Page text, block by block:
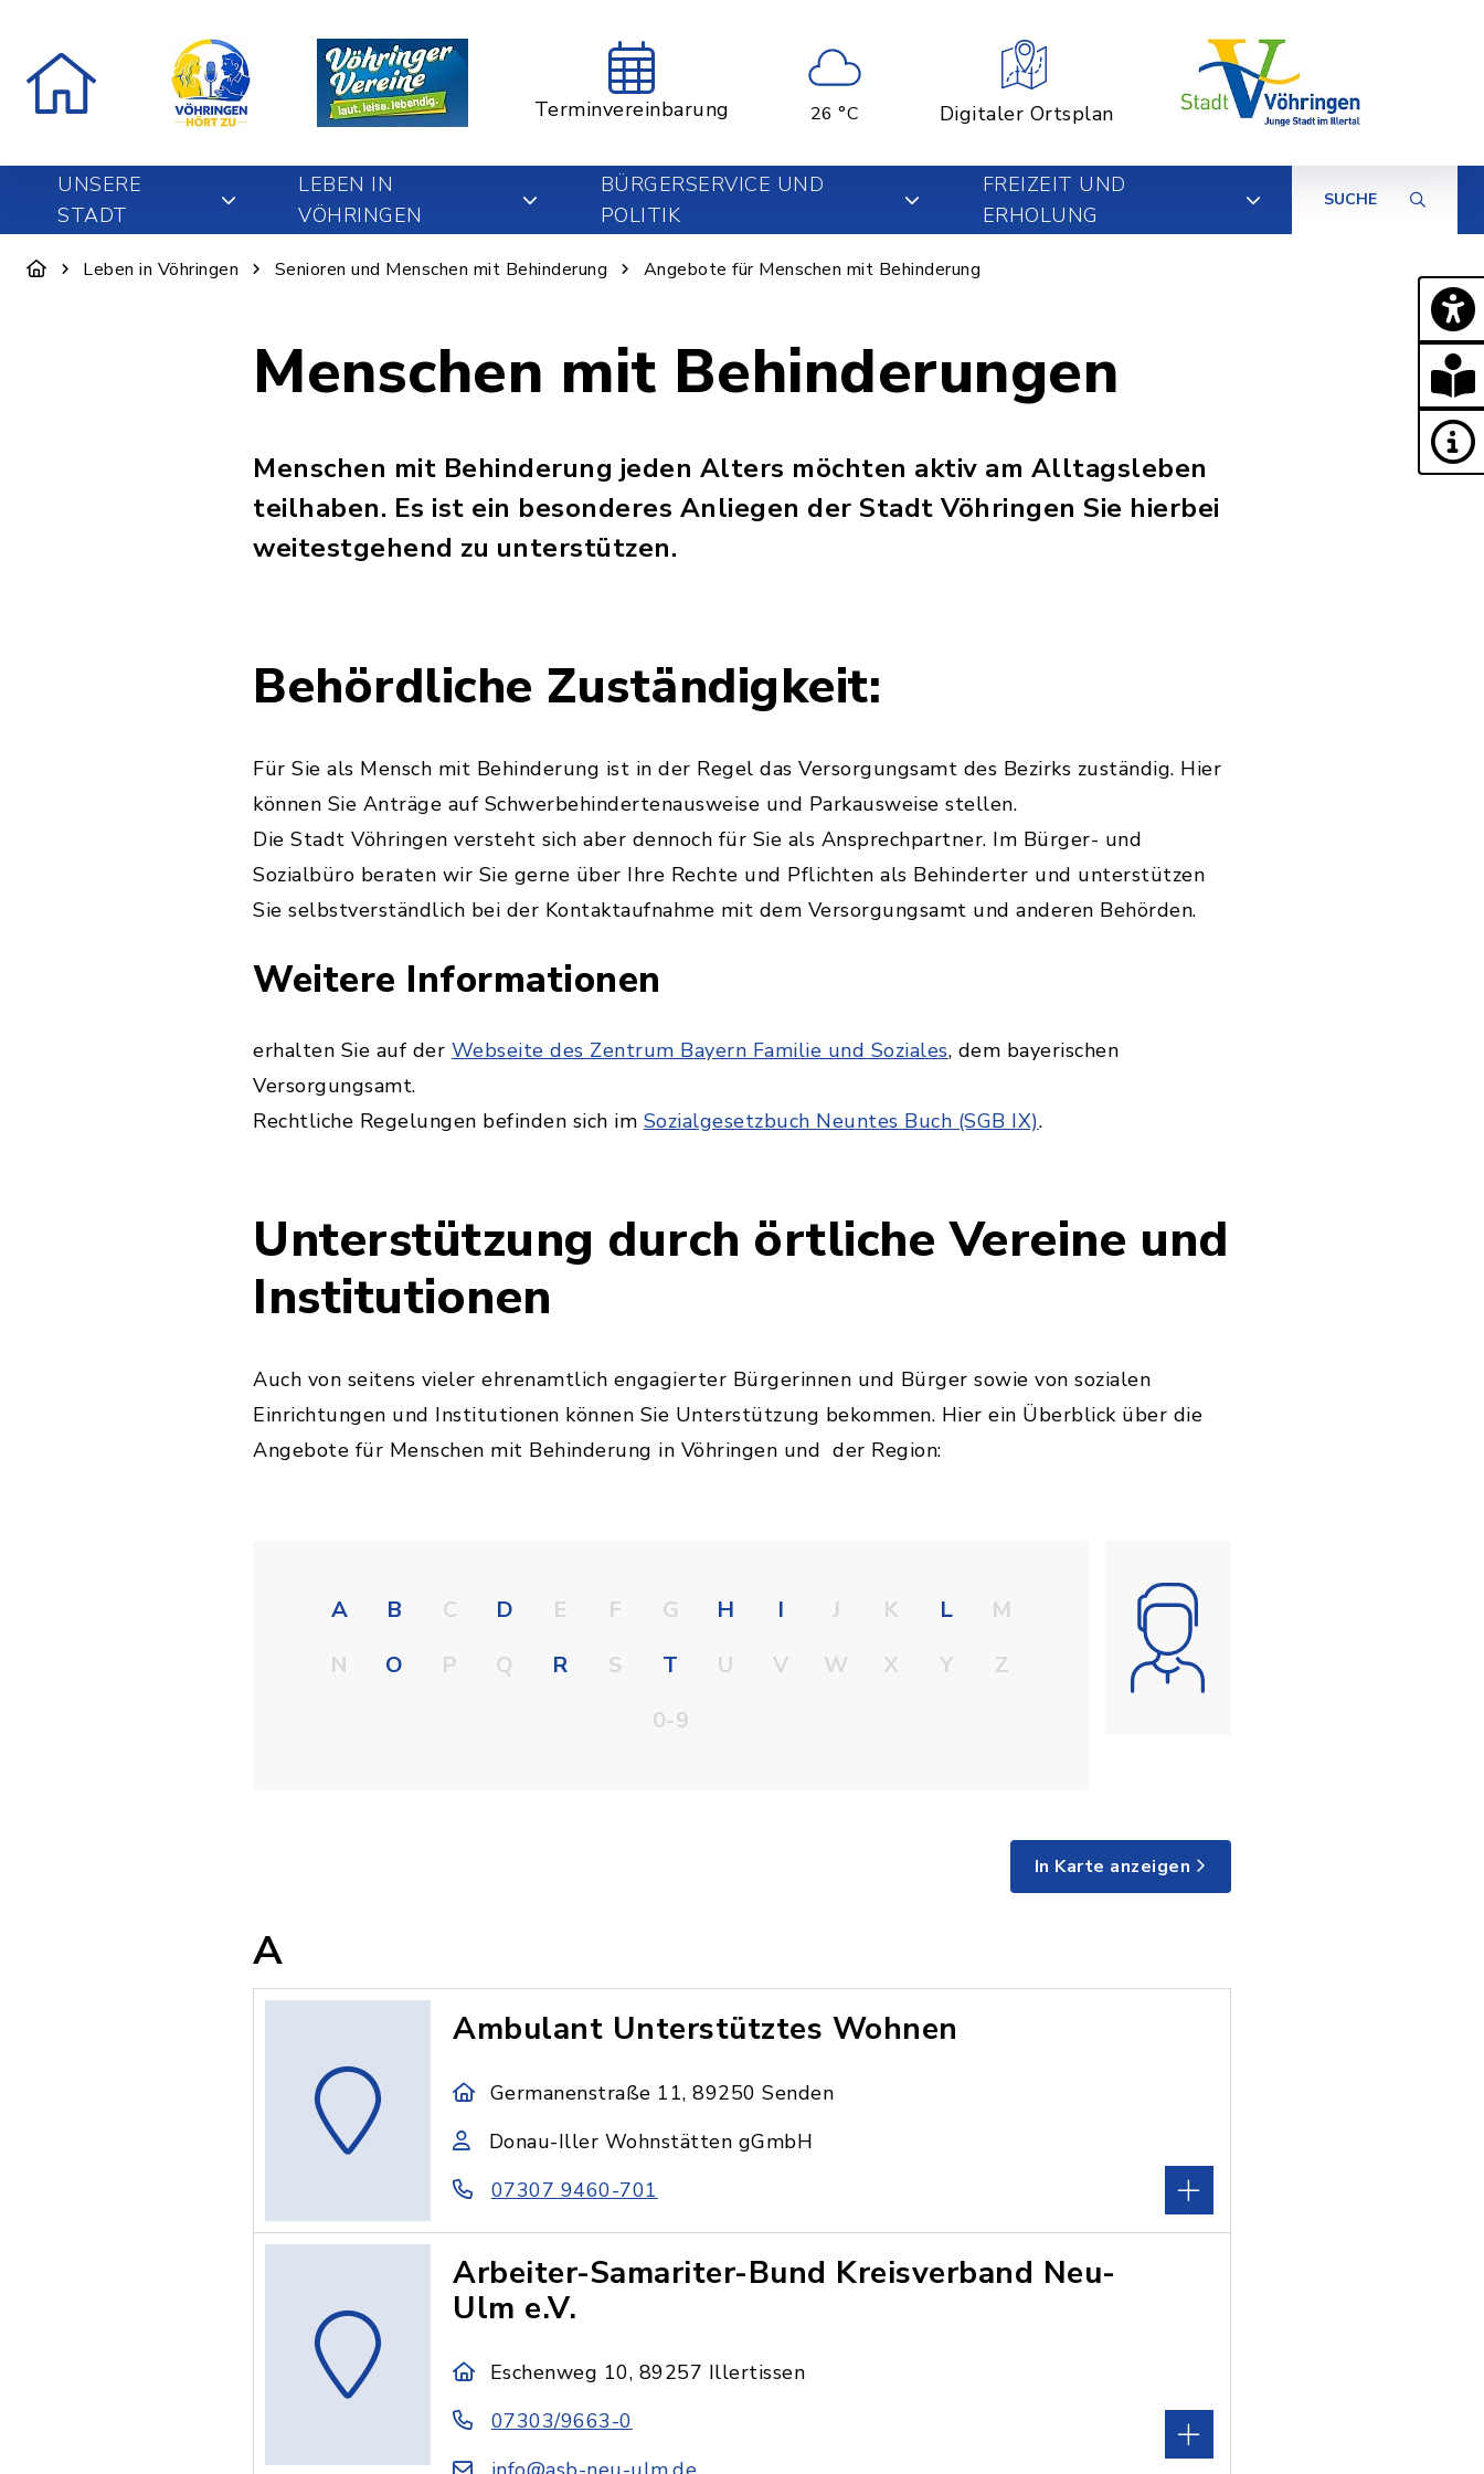
Terminvereinbarung 26 °C Digitaler Ortsplan
UNSERE
STADT
LEBEN IN
VÖHRINGEN
BÜRGERSERVICE UND
POLITIK
FREIZEIT UND
ERHOLUNG
SUCHE
Leben in Vöhringen Senioren und Menschen mit Behinderung Angebote für Menschen mit Behinderung
Menschen mit Behinderungen
Menschen mit Behinderung jeden Alters möchten aktiv am Alltagsleben
teilhaben. Es ist ein besonderes Anliegen der Stadt Vöhringen Sie hierbei
weitestgehend zu unterstützen.
Behördliche Zuständigkeit:
Für Sie als Mensch mit Behinderung ist in der Regel das Versorgungsamt des Bezirks zuständig. Hier
können Sie Anträge auf Schwerbehindertenausweise und Parkausweise stellen.
Die Stadt Vöhringen versteht sich aber dennoch für Sie als Ansprechpartner. Im Bürger- und
Sozialbüro beraten wir Sie gerne über Ihre Rechte und Pflichten als Behinderter und unterstützen
Sie selbstverständlich bei der Kontaktaufnahme mit dem Versorgungsamt und anderen Behörden.
Weitere Informationen
erhalten Sie auf der Webseite des Zentrum Bayern Familie und Soziales, dem bayerischen
Versorgungsamt.
Rechtliche Regelungen befinden sich im Sozialgesetzbuch Neuntes Buch (SGB IX).
Unterstützung durch örtliche Vereine und
Institutionen
Auch von seitens vieler ehrenamtlich engagierter Bürgerinnen und Bürger sowie von sozialen
Einrichtungen und Institutionen können Sie Unterstützung bekommen. Hier ein Überblick über die
Angebote für Menschen mit Behinderung in Vöhringen und der Region:
A B C D E F G H I J K L
M
N
O P Q R S T U V W X Y
Z
0-9
In Karte anzeigen
A
Ambulant Unterstütztes Wohnen
Germanenstraße 11, 89250 Senden
Donau-Iller Wohnstätten gGmbH
07307 9460-701
Arbeiter-Samariter-Bund Kreisverband Neu-
Ulm e.V.
Eschenweg 10, 89257 Illertissen
07303/9663-0